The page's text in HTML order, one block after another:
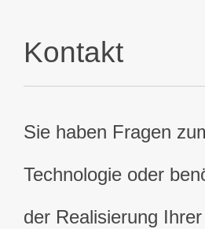
Kontakt
Sie haben Fragen
Technologie oder
der Realisierung